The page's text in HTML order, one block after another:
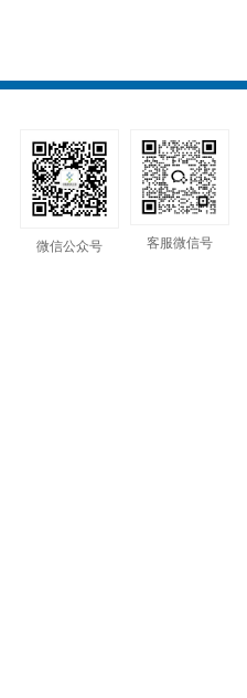
微信公众号
客服微信号